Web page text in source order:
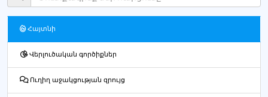
Հայտնի
Վերլուծական գործիքներ
Ուղիղ աջակցության զրույց